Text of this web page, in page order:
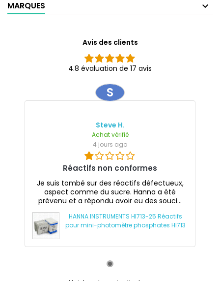
MARQUES
Avis des clients
4.8 évaluation de 17 avis
S
Steve H.
Achat vérifié
4 jours ago
Réactifs non conformes
Je suis tombé sur des réactifs défectueux,
aspect comme du sucre. Hanna a été
prévenu et a répondu avoir eu des souci...
HANNA INSTRUMENTS HI713-25 Réactifs
pour mini-photomètre phosphates HI713